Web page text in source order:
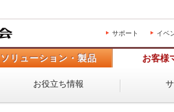
サポート イベ
ソリューション・製品 お客様
お役立ち情報